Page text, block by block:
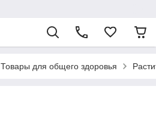
Товары для общего здоровья